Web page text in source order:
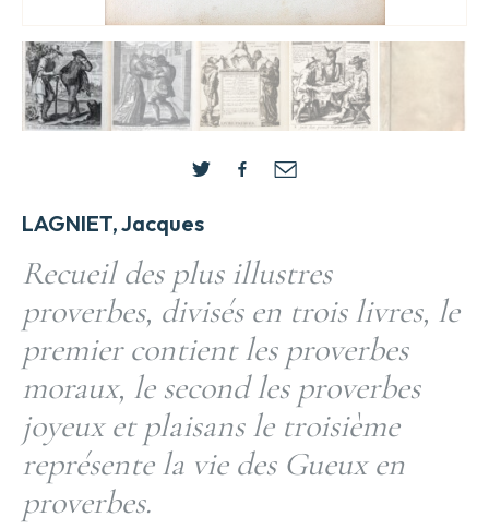
LAGNIET, Jacques
Recueil des plus illustres
proverbes, divisés en trois livres, le
premier contient les proverbes
moraux, le second les proverbes
joyeux et plaisans le troisième
représente la vie des Gueux en
proverbes.